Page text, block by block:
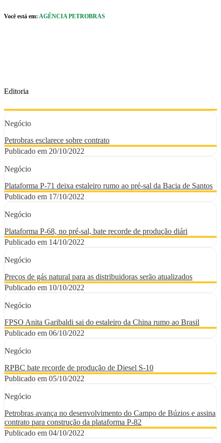
Você está em: AGÊNCIA PETROBRAS
Editoria
Negócio
Petrobras esclarece sobre contrato
Publicado em 20/10/2022
Negócio
Plataforma P-71 deixa estaleiro rumo ao pré-sal da Bacia de Santos
Publicado em 17/10/2022
Negócio
Plataforma P-68, no pré-sal, bate recorde de produção diári
Publicado em 14/10/2022
Negócio
Preços de gás natural para as distribuidoras serão atualizados
Publicado em 10/10/2022
Negócio
FPSO Anita Garibaldi sai do estaleiro da China rumo ao Brasil
Publicado em 06/10/2022
Negócio
RPBC bate recorde de produção de Diesel S-10
Publicado em 05/10/2022
Negócio
Petrobras avança no desenvolvimento do Campo de Búzios e assina
contrato para construção da plataforma P-82
Publicado em 04/10/2022
caixa de cookies